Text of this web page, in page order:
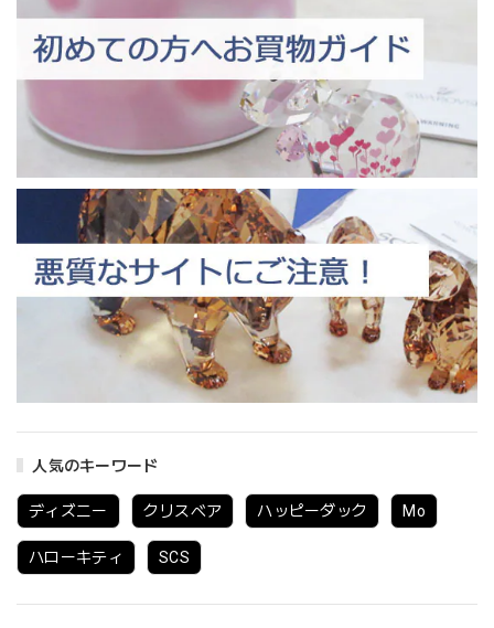
人気のキーワード
ディズニー クリスベア ハッピーダック Mo
ハローキティ SCS